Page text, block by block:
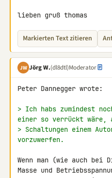
lieben gruß thomas
Markierten Text zitieren
JW Jörg W.(dl8dtl)Moderator
Peter Dannegger wrote:
> Ich habs zumindest
einer so verrückt wäre,
> Schaltungen einem
vorzuwerfen.
Wenn man (wie auch bei
Masse und